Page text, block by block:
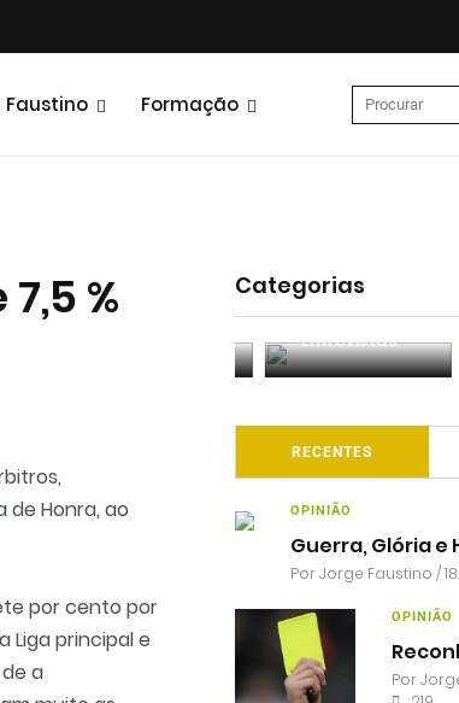
Faustino Formação
%
de Honra, ao
por cento por
Liga principal e
a
Categorias
Entrevistas
RECENTES
OPINIÃO
Guerra, Glória e
PorJorge Faustino /
OPINIÃO
Por